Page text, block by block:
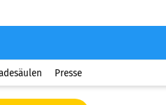
Presse